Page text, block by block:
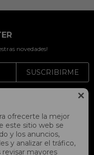

ofrecerte la mejor
este sitio web se
y los anuncios,
y analizar el tráfico,
revisar mayores
novedades!
SUSCRIBIRME